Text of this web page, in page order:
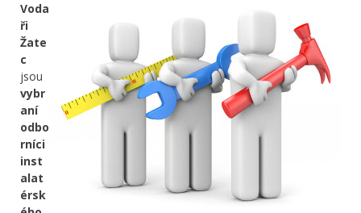
Voda
ři
Žate
c
jsou
vybr
aní
odbo
rníci
inst
alat
érsk